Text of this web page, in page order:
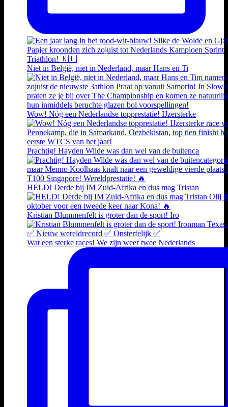
Niet in België, niet in Nederland, maar Hans en Ti
Wow! Nóg een Nederlandse topprestatie! IJzersterke
Prachtig! Hayden Wilde was dan wel van de buitenca
HELD! Derde bij IM Zuid-Afrika en dus mag Tristan
Kristian Blummenfelt is groter dan de sport! Iro
Wat een sterke races! We zijn weer twee Nederlands